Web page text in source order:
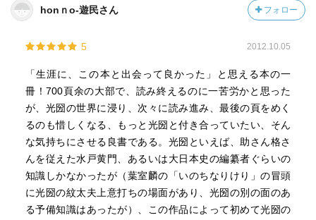
養子にして義を成すことを成し遂げる。その後、明国の朱
舜水を師として招き入れ、様々な改革事業に着手する。
光国から光圀へ改名。
最後は、自分の秘蔵っ子の紋太夫の野望を阻止するため葬
り去る。
honｎo-遊民さん フォロー
5 2012.10.05
「生涯に、この本と出会って良かった」と思える本の一
冊！700頁余の大部で、読み終えるのに一苦労かと思った
が、光圀の世界に浸り、次々に読み進み、最後の頁をめく
るのも惜しくなる、もっと光圀と付き合っていたい、そん
な気持ちにさせる良書である。光圀といえば、助さん格さ
んを従えた水戸黄門、あるいは大日本史の編纂者ぐらいの
知識しかなかったが（葉室麟の「いのちなりけり」の冒頭
に光圀の紋太夫上意打ちの場面があり、光圀の別の面のあ
る予備知識はあったが）、この作品によって初めて光圀の